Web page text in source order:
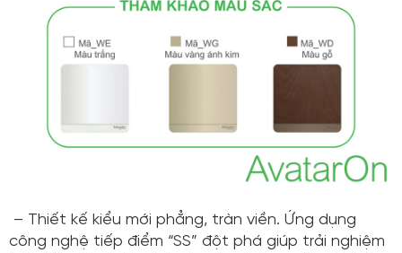
– Thiết kế kiểu mới phẳng, tràn viền. Ứng dụng
công nghệ tiếp điểm “SS” đột phá giúp trải nghiệm